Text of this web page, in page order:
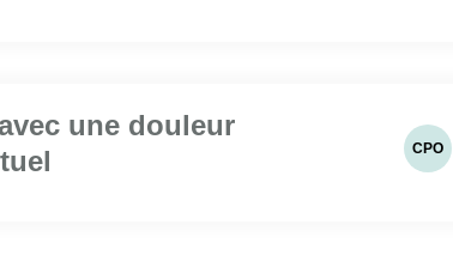
une douleur
CPO